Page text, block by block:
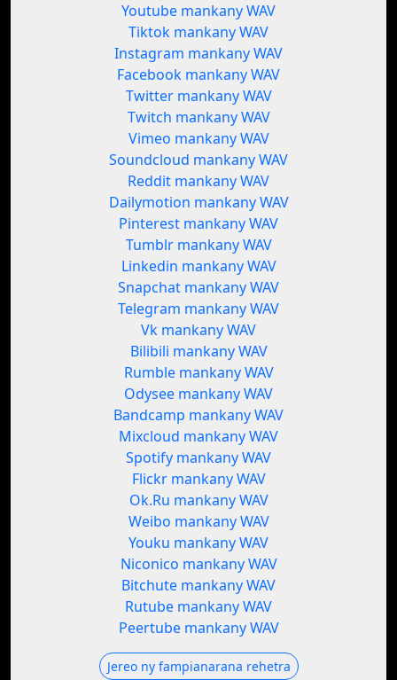
Youtube mankany WAV
Tiktok mankany WAV
Instagram mankany WAV
Facebook mankany WAV
Twitter mankany WAV
Twitch mankany WAV
Vimeo mankany WAV
Soundcloud mankany WAV
Reddit mankany WAV
Dailymotion mankany WAV
Pinterest mankany WAV
Tumblr mankany WAV
Linkedin mankany WAV
Snapchat mankany WAV
Telegram mankany WAV
Vk mankany WAV
Bilibili mankany WAV
Rumble mankany WAV
Odysee mankany WAV
Bandcamp mankany WAV
Mixcloud mankany WAV
Spotify mankany WAV
Flickr mankany WAV
Ok.Ru mankany WAV
Weibo mankany WAV
Youku mankany WAV
Niconico mankany WAV
Bitchute mankany WAV
Rutube mankany WAV
Peertube mankany WAV
Jereo ny fampianarana rehetra